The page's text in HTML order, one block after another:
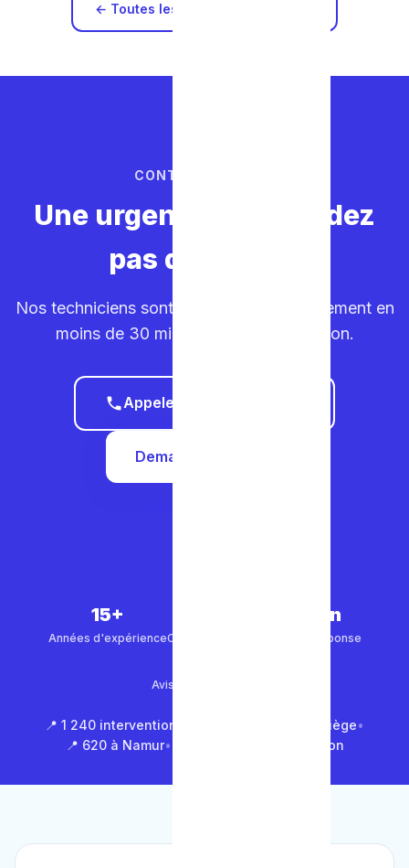
← Toutes les zones d'intervention
CONTACTEZ-NOUS
Une urgence ? Ne perdez
pas de temps.
Nos techniciens sont sur la route. Déplacement en
moins de 30 minutes dans votre région.
Appeler le 0465 68 51 58
Demander un devis
15+
Années d'expérienceClients satisfaits
30 min
Temps de réponse
Avis Google (500+)
📍 1 240 interventions à Bruxelles 📍 850 à Liège•
📍 620 à Namur• 📍 1 430 en Brabant Wallon